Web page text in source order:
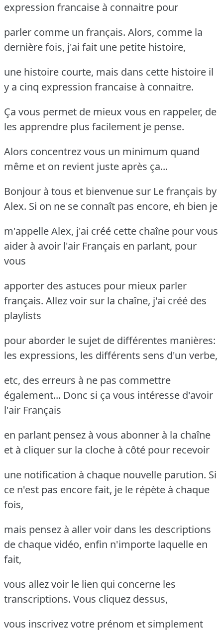
expression francaise à connaitre pour
parler comme un français. Alors, comme la
dernière fois, j'ai fait une petite histoire,
une histoire courte, mais dans cette histoire il
y a cinq expression francaise à connaitre.
Ça vous permet de mieux vous en rappeler, de
les apprendre plus facilement je pense.
Alors concentrez vous un minimum quand
même et on revient juste après ça...
Bonjour à tous et bienvenue sur Le français by
Alex. Si on ne se connaît pas encore, eh bien je
m'appelle Alex, j'ai créé cette chaîne pour vous
aider à avoir l'air Français en parlant, pour
vous
apporter des astuces pour mieux parler
français. Allez voir sur la chaîne, j'ai créé des
playlists
pour aborder le sujet de différentes manières:
les expressions, les différents sens d'un verbe,
etc, des erreurs à ne pas commettre
également... Donc si ça vous intéresse d'avoir
l'air Français
en parlant pensez à vous abonner à la chaîne
et à cliquer sur la cloche à côté pour recevoir
une notification à chaque nouvelle parution. Si
ce n'est pas encore fait, je le répète à chaque
fois,
mais pensez à aller voir dans les descriptions
de chaque vidéo, enfin n'importe laquelle en
fait,
vous allez voir le lien qui concerne les
transcriptions. Vous cliquez dessus,
vous inscrivez votre prénom et simplement